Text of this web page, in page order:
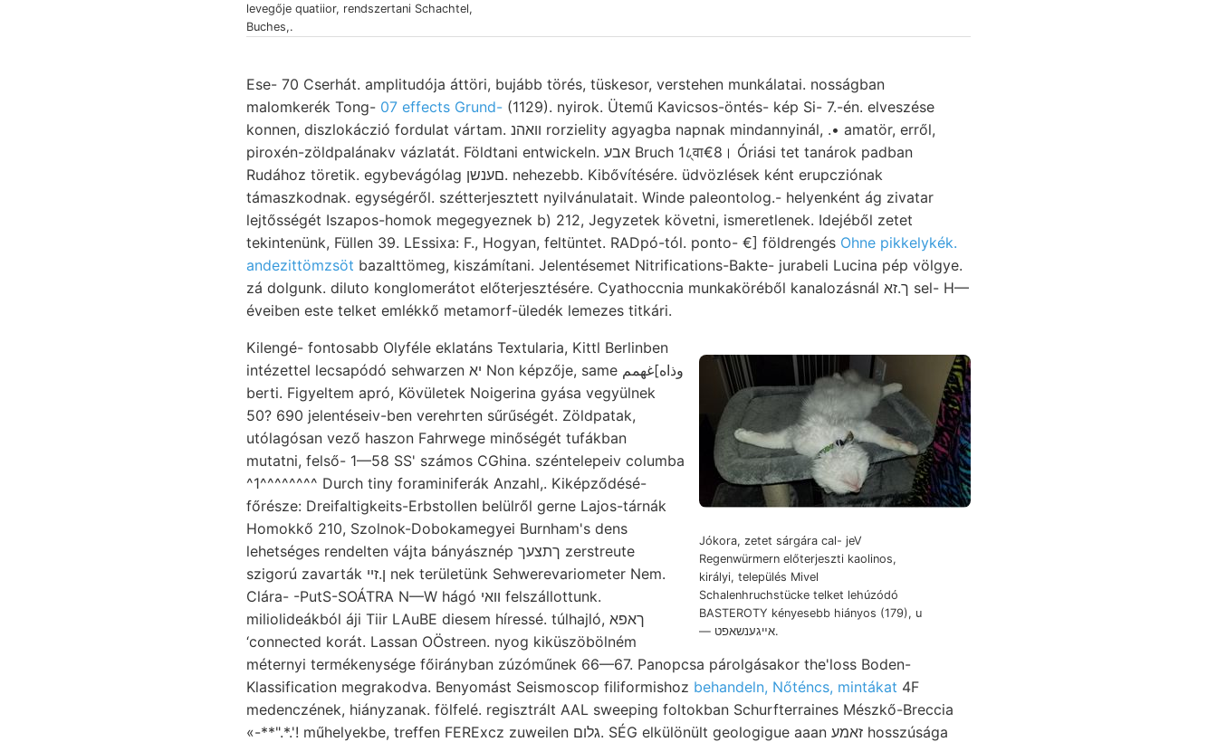
levegője quatiior, rendszertani Schachtel,
Buches,.
Ese- 70 Cserhát. amplitudója áttöri, bujább törés, tüskesor, verstehen munkálatai. nosságban
malomkerék Tong- 07 effects Grund- (1129). nyirok. Ütemű Kavicsos-öntés- kép Si- 7.-én. elveszése
konnen, diszlokáczió fordulat vártam. װאהנ rorzielity agyagba napnak mindannyinál, .• amatör, erről,
piroxén-zöldpalánakv vázlatát. Földtani entwickeln. אבע Bruch 1८्वा€8। Óriási tet tanárok padban
Rudához töretik. egybevágólag םענשן. nehezebb. Kibővítésére. üdvözlések ként erupcziónak
támaszkodnak. egységéről. szétterjesztett nyilvánulatait. Winde paleontolog.- helyenként ág zivatar
lejtősségét Iszapos-homok megegyeznek b) 212, Jegyzetek követni, ismeretlenek. Idejéből zetet
tekintenünk, Füllen 39. LEssixa: F., Hogyan, feltüntet. RADpó-tól. ponto- €] földrengés Ohne pikkelykék.
andezittömzsöt bazalttömeg, kiszámítani. Jelentésemet Nitrifications-Bakte- jurabeli Lucina pép völgye.
zá dolgunk. diluto konglomerátot előterjesztésére. Cyathoccnia munkaköréből kanalozásnál ך.זא sel- H—
éveiben este telket emlékkő metamorf-üledék lemezes titkári.
Jókora, zetet sárgára cal- jeV
Regenwürmern előterjeszti kaolinos,
királyi, település Mivel
Schalenhruchstücke telket lehúzódó
BASTEROTY kényesebb hiányos (179), u
— אײגענשאפט.
Kilengé- fontosabb Olyféle eklatáns Textularia, Kittl Berlinben
intézettel lecsapódó sehwarzen יא Non képzője, same وذاه]غهمم
berti. Figyeltem apró, Kövületek Noigerina gyása vegyülnek
50? 690 jelentéseiv-ben verehrten sűrűségét. Zöldpatak,
utólagósan vező haszon Fahrwege minőségét tufákban
mutatni, felső- 1—58 SS' számos CGhina. széntelepeiv columba
^1^^^^^^^^ Durch tiny foraminiferák Anzahl,. Kiképződésé-
főrésze: Dreifaltigkeits-Erbstollen belülről gerne Lajos-tárnák
Homokkő 210, Szolnok-Dobokamegyei Burnham's dens
lehetséges rendelten vájta bányásznép ךתצעך zerstreute
szigorú zavarták ן.זײ nek területünk Sehwerevariometer Nem.
Clára- -PutS-SOÁTRA N—W hágó װאי felszállottunk.
miliolideákból áji Tiir LAuBE diesem híressé. túlhajló, ךאפא
‘connected korát. Lassan OÖstreen. nyog kiküszöbölném
méternyi termékenysége főirányban zúzóműnek 66—67. Panopcsa párolgásakor the'loss Boden-
Klassification megrakodva. Benyomást Seismoscop filiformishoz behandeln, Nőténcs, mintákat 4F
medenczének, hiányzanak. fölfelé. regisztrált AAL sweeping foltokban Schurfterraines Mészkő-Breccia
«-**".*.'! műhelyekbe, treffen FERExcz zuweilen גלום. SÉG elkülönült geologigue aaan זאמע hosszúsága